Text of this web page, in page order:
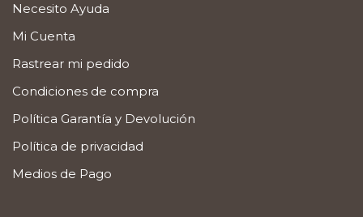
Necesito Ayuda
Mi Cuenta
Rastrear mi pedido
Condiciones de compra
Política Garantía y Devolución
Política de privacidad
Medios de Pago